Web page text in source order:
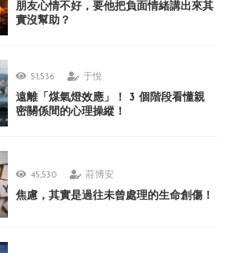
朋友心情不好，要他把負面情緒講出來其
實沒幫助？
51,536 于悅
遠離「煤氣燈效應」！ 3 個階段看懂親
密關係間的心理操縱！
45,530 莊博安
焦慮，其實是過往未曾處理的生命創傷！